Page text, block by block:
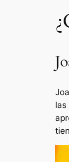
las